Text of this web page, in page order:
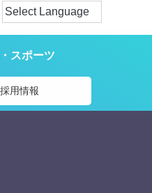
スポーツ
用情報